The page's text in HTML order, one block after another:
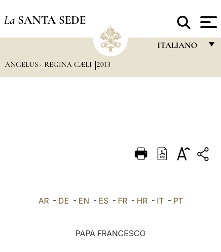
La SANTA SEDE
ITALIANO
DEUTSCH
العربيّة
ANGELUS - REGINA CÆLI 2013
AR- DE - EN - ES- FR- HR- IT- PT
PAPA FRANCESCO